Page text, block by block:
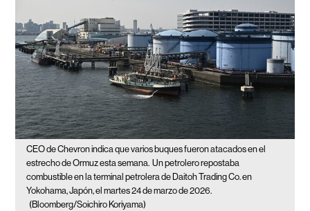
CEO de Chevron indica que varios buques fueron atacados en el
estrecho de Ormuz esta semana. Un petrolero repostaba
combustible en la terminal petrolera de Daitoh Trading Co. en
Yokohama, Japón, el martes 24 de marzo de 2026.
(Bloomberg/Soichiro Koriyama)